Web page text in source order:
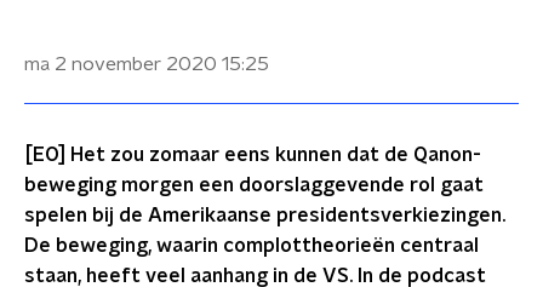
ma 2 november 2020 15:25
[EO] Het zou zomaar eens kunnen dat de Qanon-
beweging morgen een doorslaggevende rol gaat
spelen bij de Amerikaanse presidentsverkiezingen.
De beweging, waarin complottheorieën centraal
staan, heeft veel aanhang in de VS. In de podcast